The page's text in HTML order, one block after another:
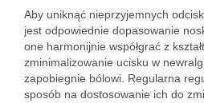
Aby uniknąć nieprzyjemnych
jest odpowiednie dopasowanie
one harmonijnie współgrać z
zminimalizowanie ucisku w
zapobiegnie bólowi. Regularna
sposób na dostosowanie ich do